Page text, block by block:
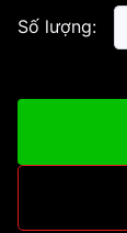
Số lượng: